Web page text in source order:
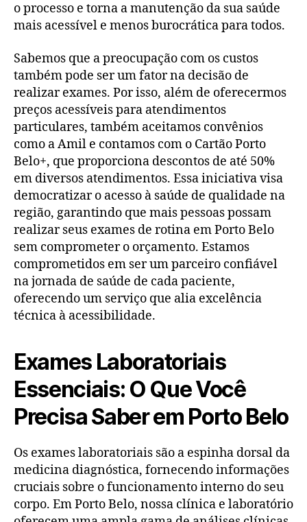
o processo e torna a manutenção da sua saúde
mais acessível e menos burocrática para todos.
Sabemos que a preocupação com os custos
também pode ser um fator na decisão de
realizar exames. Por isso, além de oferecermos
preços acessíveis para atendimentos
particulares, também aceitamos convênios
como a Amil e contamos com o Cartão Porto
Belo+, que proporciona descontos de até 50%
em diversos atendimentos. Essa iniciativa visa
democratizar o acesso à saúde de qualidade na
região, garantindo que mais pessoas possam
realizar seus exames de rotina em Porto Belo
sem comprometer o orçamento. Estamos
comprometidos em ser um parceiro confiável
na jornada de saúde de cada paciente,
oferecendo um serviço que alia excelência
técnica à acessibilidade.
Exames Laboratoriais
Essenciais: O Que Você
Precisa Saber em Porto Belo
Os exames laboratoriais são a espinha dorsal da
medicina diagnóstica, fornecendo informações
cruciais sobre o funcionamento interno do seu
corpo. Em Porto Belo, nossa clínica e laboratório